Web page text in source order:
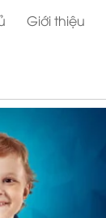
Giới thiệu